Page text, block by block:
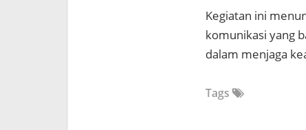
Kegiatan ini
komunikasi yang
dalam menjaga
Tags